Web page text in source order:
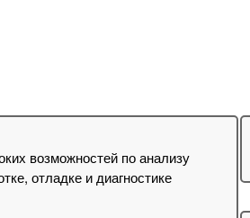
возможностей по анализу
отладке и диагностике